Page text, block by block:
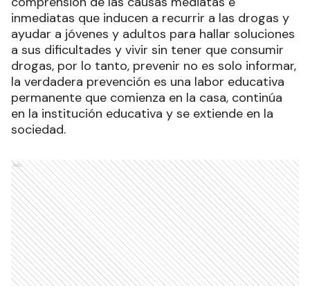
inmediatas que inducen a recurrir a las drogas y
ayudar a jóvenes y adultos para hallar soluciones
a sus dificultades y vivir sin tener que consumir
drogas, por lo tanto, prevenir no es solo informar,
la verdadera prevención es una labor educativa
permanente que comienza en la casa, continúa
en la institución educativa y se extiende en la
sociedad.
Ads